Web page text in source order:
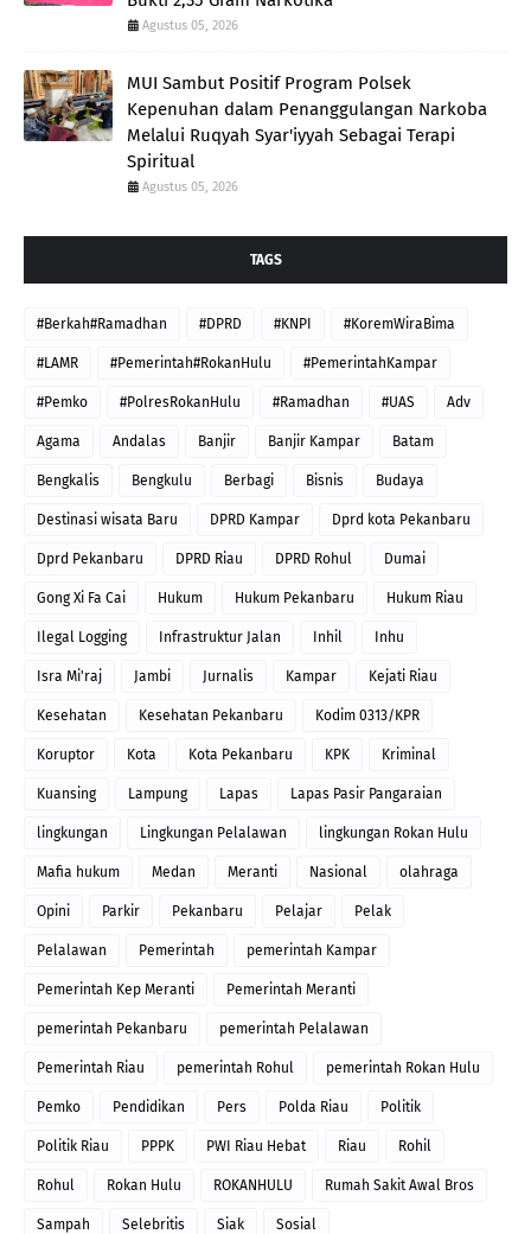
Agustus 05, 2026
MUI Sambut Positif Program Polsek
Kepenuhan dalam Penanggulangan Narkoba
Melalui Ruqyah Syar'iyyah Sebagai Terapi
Spiritual
Agustus 05, 2026
TAGS
#Berkah#Ramadhan #DPRD #KNPI #KoremWiraBima
#LAMR #Pemerintah#RokanHulu #PemerintahKampar
#Pemko #PolresRokanHulu #Ramadhan #UAS Adv
Agama Andalas Banjir Banjir Kampar Batam
Bengkalis Bengkulu Berbagi Bisnis Budaya
Destinasi wisata Baru DPRD Kampar Dprd kota Pekanbaru
Dprd Pekanbaru DPRD Riau DPRD Rohul Dumai
Gong Xi Fa Cai Hukum Hukum Pekanbaru Hukum Riau
Ilegal Logging Infrastruktur Jalan Inhil Inhu
Isra Mi'raj Jambi Jurnalis Kampar Kejati Riau
Kesehatan Kesehatan Pekanbaru Kodim 0313/KPR
Koruptor Kota Kota Pekanbaru KPK Kriminal
Kuansing Lampung Lapas Lapas Pasir Pangaraian
lingkungan Lingkungan Pelalawan lingkungan Rokan Hulu
Mafia hukum Medan Meranti Nasional olahraga
Opini Parkir Pekanbaru Pelajar Pelak
Pelalawan Pemerintah pemerintah Kampar
Pemerintah Kep Meranti Pemerintah Meranti
pemerintah Pekanbaru pemerintah Pelalawan
Pemerintah Riau pemerintah Rohul pemerintah Rokan Hulu
Pemko Pendidikan Pers Polda Riau Politik
Politik Riau PPPK PWI Riau Hebat Riau Rohil
Rohul Rokan Hulu ROKANHULU Rumah Sakit Awal Bros
Sampah Selebritis Siak Sosial